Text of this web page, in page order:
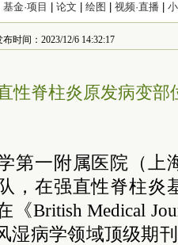
基金·项目 论文 绘图 视频·直播
时间：2023/12/6 14:32:17
性脊柱炎原发病变部
第一附属医院（上
，在强直性脊柱炎
《British Medical
湿病学领域顶级期刊